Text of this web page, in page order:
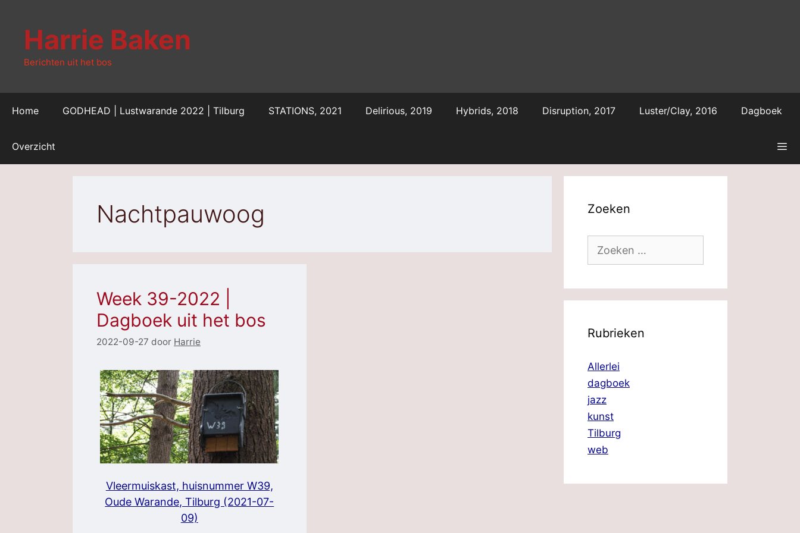
inhoudHarrie Baken
Berichten uit het bos
Home GODHEAD | Lustwarande 2022 | Tilburg STATIONS, 2021 Delirious, 2019 Hybrids, 2018 Disruption, 2017 Luster/Clay, 2016 Dagboek
Overzicht
Nachtpauwoog
Week 39-2022 |
Dagboek uit het bos
2022-09-27 door Harrie
Vleermuiskast, huisnummer W39,
Oude Warande, Tilburg (2021-07-
09)
Zoeken
naar:
Rubrieken
Allerlei
dagboek
jazz
kunst
Tilburg
web